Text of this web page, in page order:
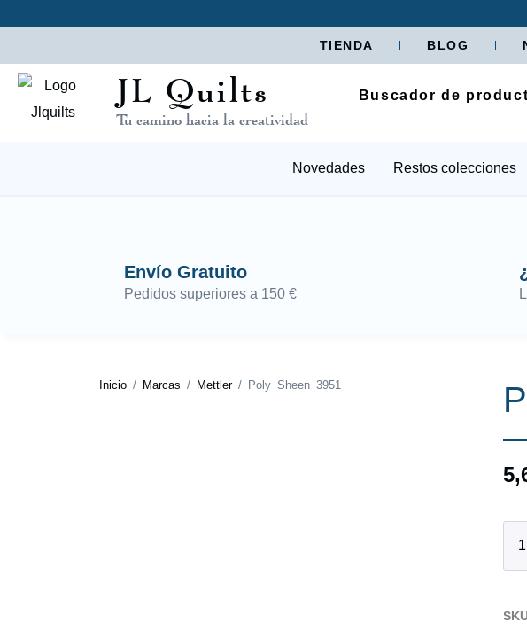
TIENDA BLOG
JL Quilts
Tu camino hacia la creatividad
Novedades Restos colecciones
Envío Gratuito
Pedidos superiores a 150 €
Inicio / Marcas / Mettler/ Poly Sheen 3951